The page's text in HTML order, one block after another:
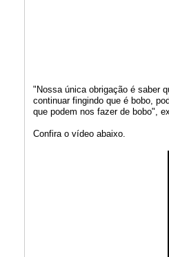
"Nossa única obrigação é saber
continuar fingindo que é bobo,
que podem nos fazer de bobo",
Confira o vídeo abaixo.